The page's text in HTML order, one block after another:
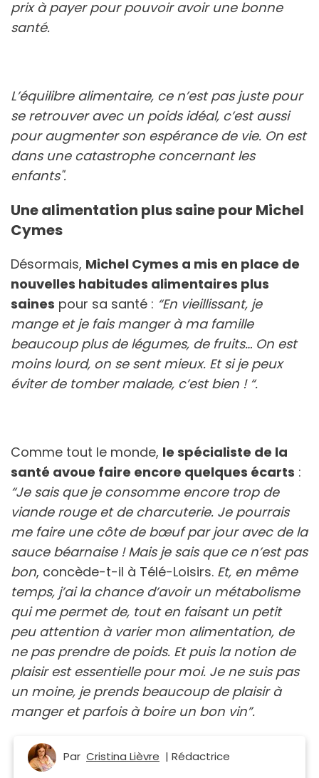
prix à payer pour pouvoir avoir une bonne
santé.
L’équilibre alimentaire, ce n’est pas juste pour
se retrouver avec un poids idéal, c’est aussi
pour augmenter son espérance de vie. On est
dans une catastrophe concernant les
enfants".
Une alimentation plus saine pour Michel
Cymes
Désormais, Michel Cymes a mis en place de
nouvelles habitudes alimentaires plus
saines pour sa santé : “En vieillissant, je
mange et je fais manger à ma famille
beaucoup plus de légumes, de fruits… On est
moins lourd, on se sent mieux. Et si je peux
éviter de tomber malade, c’est bien ! “.
Comme tout le monde, le spécialiste de la
santé avoue faire encore quelques écarts :
“Je sais que je consomme encore trop de
viande rouge et de charcuterie. Je pourrais
me faire une côte de bœuf par jour avec de la
sauce béarnaise ! Mais je sais que ce n’est pas
bon, concède-t-il à Télé-Loisirs. Et, en même
temps, j’ai la chance d’avoir un métabolisme
qui me permet de, tout en faisant un petit
peu attention à varier mon alimentation, de
ne pas prendre de poids. Et puis la notion de
plaisir est essentielle pour moi. Je ne suis pas
un moine, je prends beaucoup de plaisir à
manger et parfois à boire un bon vin”.
Par Cristina Lièvre | Rédactrice